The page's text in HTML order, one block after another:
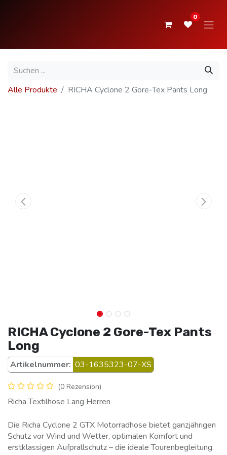
0
Alle Produkte RICHA Cyclone 2 Gore-Tex Pants Long
RICHA Cyclone 2 Gore-Tex Pants
Long
Artikelnummer: 03-1635323-07-XS
(0 Rezension)
Richa Textilhose Lang Herren
Die Richa Cyclone 2 GTX Motorradhose bietet ganzjährigen
Schutz vor Wind und Wetter, optimalen Komfort und
erstklassigen Aufprallschutz – die ideale Tourenbegleitung.